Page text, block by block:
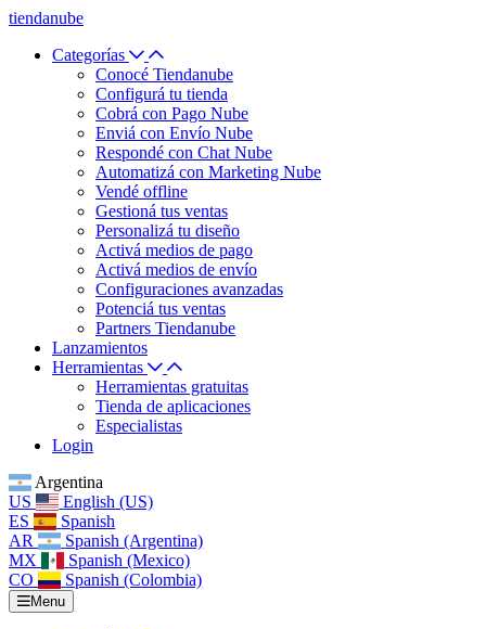
tiendanube
Categorías
Conocé Tiendanube
Configurá tu tienda
Cobrá con Pago Nube
Enviá con Envío Nube
Respondé con Chat Nube
Automatizá con Marketing Nube
Vendé offline
Gestioná tus ventas
Personalizá tu diseño
Activá medios de pago
Activá medios de envío
Configuraciones avanzadas
Potenciá tus ventas
Partners Tiendanube
Lanzamientos
Herramientas
Herramientas gratuitas
Tienda de aplicaciones
Especialistas
Login
Argentina
US
English (US)
ES
Spanish
AR
Spanish (Argentina)
MX
Spanish (Mexico)
CO
Spanish (Colombia)
Menu